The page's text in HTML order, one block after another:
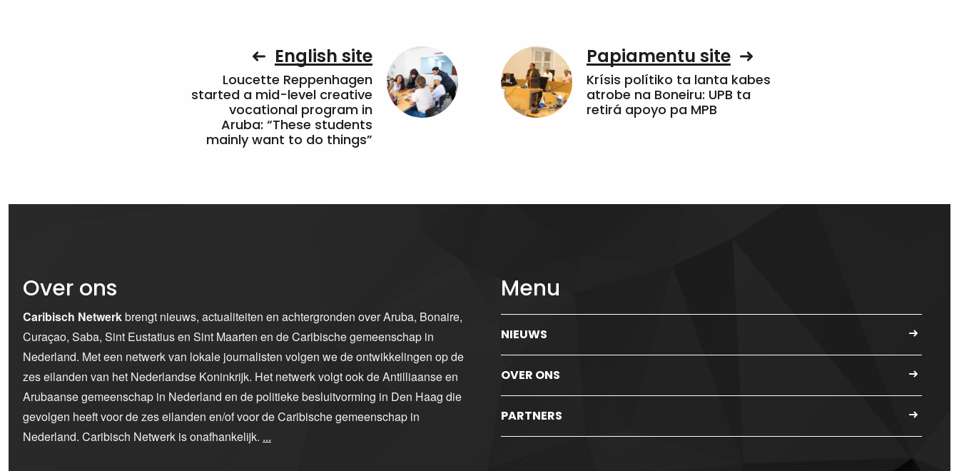
English site
Loucette Reppenhagen
started a mid-level creative
vocational program in
Aruba: “These students
mainly want to do things”
Papiamentu site
Krísis polítiko ta lanta kabes
atrobe na Boneiru: UPB ta
retirá apoyo pa MPB
Over ons
Caribisch Netwerkbrengt nieuws, actualiteiten en achtergronden over Aruba, Bonaire,
Curaçao, Saba, Sint Eustatius en Sint Maarten en de Caribische gemeenschap in
Nederland. Met een netwerk van lokale journalisten volgen we de ontwikkelingen op de
zes eilanden van het Nederlandse Koninkrijk. Het netwerk volgt ook de Antilliaanse en
Arubaanse gemeenschap in Nederland en de politieke besluitvorming in Den Haag die
gevolgen heeft voor de zes eilanden en/of voor de Caribische gemeenschap in
Nederland. Caribisch Netwerk is onafhankelijk. ...
Menu
NIEUWS
OVER ONS
PARTNERS